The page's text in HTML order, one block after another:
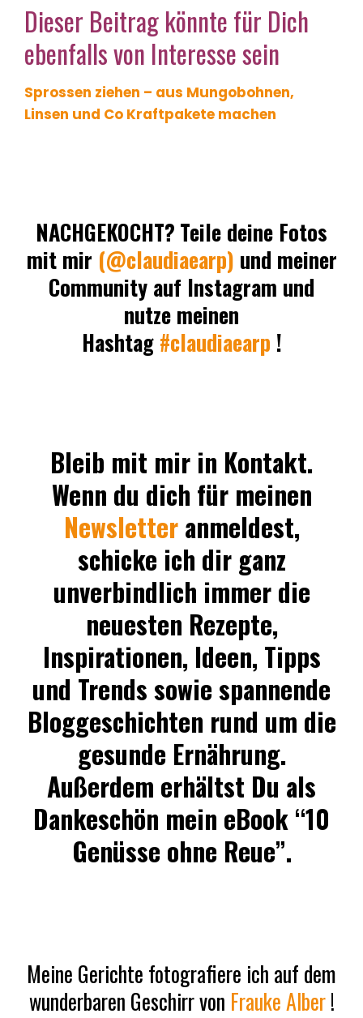
Dieser Beitrag könnte für Dich
ebenfalls von Interesse sein
Sprossen ziehen – aus Mungobohnen,
Linsen und Co Kraftpakete machen
NACHGEKOCHT? Teile deine Fotos
mit mir (@claudiaearp) und meiner
Community auf Instagram und
nutze meinen
Hashtag #claudiaearp !
Bleib mit mir in Kontakt.
Wenn du dich für meinen
Newsletteranmeldest,
schicke ich dir ganz
unverbindlich immer die
neuesten Rezepte,
Inspirationen, Ideen, Tipps
und Trends sowie spannende
Bloggeschichten rund um die
gesunde Ernährung.
Außerdem erhältst Du als
Dankeschön mein eBook “10
Genüsse ohne Reue”.
Meine Gerichte fotografiere ich auf dem
wunderbaren Geschirr von Frauke Alber!